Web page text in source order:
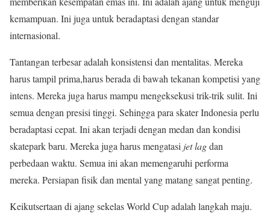
kemampuan. Ini juga untuk beradaptasi dengan standar
internasional.
Tantangan terbesar adalah konsistensi dan mentalitas. Mereka
harus tampil prima,harus berada di bawah tekanan kompetisi yang
intens. Mereka juga harus mampu mengeksekusi trik-trik sulit. Ini
semua dengan presisi tinggi. Sehingga para skater Indonesia perlu
beradaptasi cepat. Ini akan terjadi dengan medan dan kondisi
skatepark baru. Mereka juga harus mengatasi jet lagdan
perbedaan waktu. Semua ini akan memengaruhi performa
mereka. Persiapan fisik dan mental yang matang sangat penting.
Keikutsertaan di ajang sekelas World Cup adalah langkah maju.